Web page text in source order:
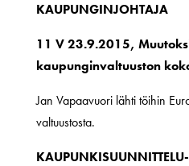
KAUPUNGINJOHTAJA
11 V 23.9.2015,
kaupunginvaltuuston
Jan Vapaavuori lähti töihin
valtuustosta.